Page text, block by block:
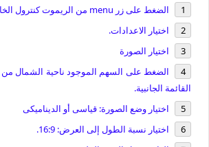
الضغط على زر menu من الريموت كنترول الخاص بتلفزيون توشيبا.
اختيار الاعدادات.
اختيار الصورة
الضغط على السهم الموجود ناحية الشمال من
القائمة الجانبية.
اختيار وضع الصورة: قياسى أو الديناميكى
اختيار نسبة الطول إلى العرض: 16:9.